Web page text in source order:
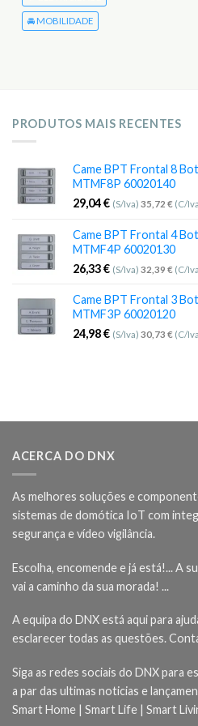
🚘 MOBILIDADE
PRODUTOS MAIS RECENTES
Came BPT Frontal 8
MTMF8P 60020140
29,04€ (S/Iva) 35,72 € (C/
Came BPT Frontal 4
MTMF4P 60020130
26,33€ (S/Iva) 32,39 € (C/
Came BPT Frontal 3
MTMF3P 60020120
24,98€ (S/Iva) 30,73 € (C/
ACERCA DO DNX
As melhores soluções e
sistemas de domótica IoT com
segurança e vídeo vigilância.
Escolha, encomende e já está!... A
vai a caminho da sua morada! ...
A equipa do DNX está aqui para
esclarecer todas as questões.
Siga as redes sociais do DNX para
a par das ultimas noticias e
Smart Home | Smart Life | Smart